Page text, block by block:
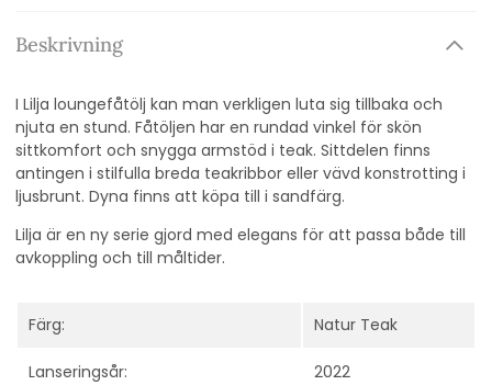
Beskrivning
I Lilja loungefåtölj kan man verkligen luta sig tillbaka och
njuta en stund. Fåtöljen har en rundad vinkel för skön
sittkomfort och snygga armstöd i teak. Sittdelen finns
antingen i stilfulla breda teakribbor eller vävd konstrotting i
ljusbrunt. Dyna finns att köpa till i sandfärg.
Lilja är en ny serie gjord med elegans för att passa både till
avkoppling och till måltider.
Färg: Natur Teak
Lanseringsår: 2022